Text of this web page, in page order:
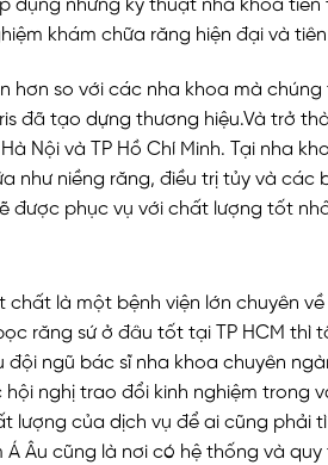
dụng những kỹ thuật nha khoa
khám chữa răng hiện đại và
hơn so với các nha khoa mà
đã tạo dựng thương hiệu.Và trở
Nội và TP Hồ Chí Minh. Tại nha
như niềng răng, điều trị tủy và các
được phục vụ với chất lượng tốt
chất là một bệnh viện lớn chuyên
răng sứ ở đâu tốt tại TP HCM thì
đội ngũ bác sĩ nha khoa chuyên
nghị trao đổi kinh nghiệm trong
lượng của dịch vụ để ai cũng phải
Âu cũng là nơi có hệ thống và